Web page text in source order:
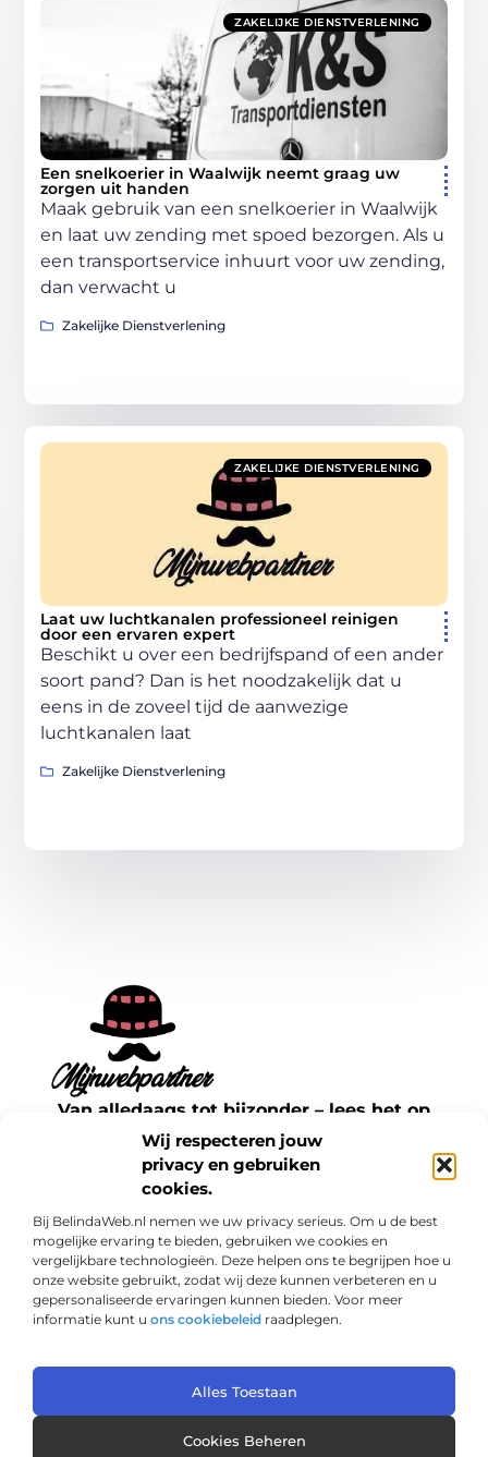
Wij respecteren jouw
privacy en gebruiken
cookies.
Bij BelindaWeb.nl nemen we uw privacy serieus. Om u de best
mogelijke ervaring te bieden, gebruiken we cookies en
vergelijkbare technologieën. Deze helpen ons te begrijpen hoe u
onze website gebruikt, zodat wij deze kunnen verbeteren en u
gepersonaliseerde ervaringen kunnen bieden. Voor meer
informatie kunt u ons cookiebeleid raadplegen.
Alles Toestaan
Cookies Beheren
ZAKELIJKE DIENSTVERLENING
Een snelkoerier in Waalwijk neemt graag uw
zorgen uit handen
Maak gebruik van een snelkoerier in Waalwijk
en laat uw zending met spoed bezorgen. Als u
een transportservice inhuurt voor uw zending,
dan verwacht u
Zakelijke Dienstverlening
ZAKELIJKE DIENSTVERLENING
Laat uw luchtkanalen professioneel reinigen
door een ervaren expert
Beschikt u over een bedrijfspand of een ander
soort pand? Dan is het noodzakelijk dat u
eens in de zoveel tijd de aanwezige
luchtkanalen laat
Zakelijke Dienstverlening
Van alledaags tot bijzonder – lees het op
mijnwebpartner.nl.
Ontdek inspirerende blogs en artikelen over
alles wat het dagelijks leven te bieden heeft.
Bericht categorie
Onze informatie
@2025 www.mijnwebpartner.nl. All Right Reserved.